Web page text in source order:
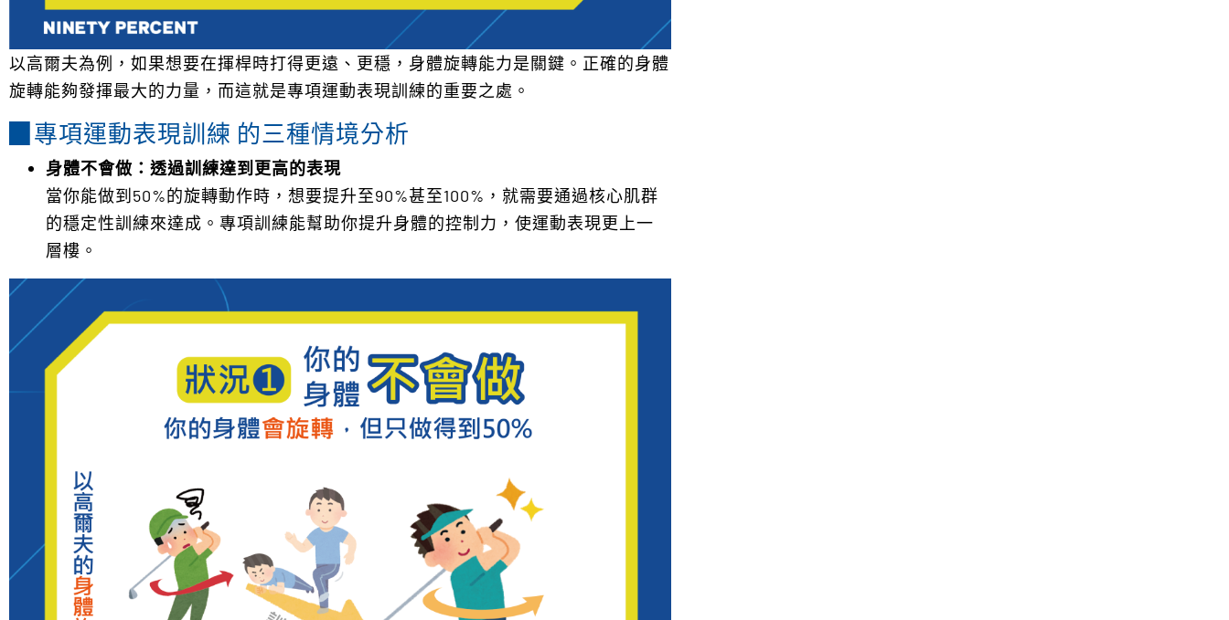
以高爾夫為例，如果想要在揮桿時打得更遠、更穩，身體旋轉能力是關鍵。正確的身體
旋轉能夠發揮最大的力量，而這就是專項運動表現訓練的重要之處。
專項運動表現訓練 的三種情境分析
身體不會做：透過訓練達到更高的表現
當你能做到50%的旋轉動作時，想要提升至90%甚至100%，就需要通過核心肌群
的穩定性訓練來達成。專項訓練能幫助你提升身體的控制力，使運動表現更上一
層樓。